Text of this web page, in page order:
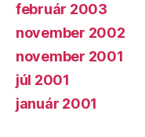
február 2003
november 2002
november 2001
júl 2001
január 2001